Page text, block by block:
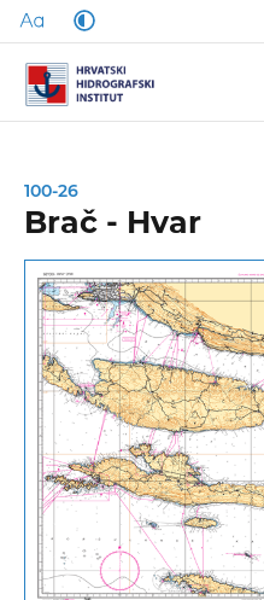
100-26
Brač - Hvar